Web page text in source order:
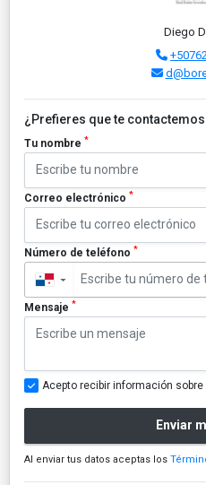
Diego
¿Prefieres que te
Tu nombre *
Correo electrónico *
Número de teléfono *
▼
Mensaje *
Acepto recibir información
Enviar
Al enviar tus datos aceptas los